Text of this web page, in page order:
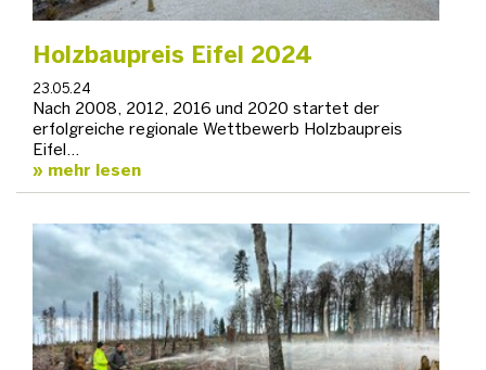
Holzbaupreis Eifel 2024
23.05.24
Nach 2008, 2012, 2016 und 2020 startet der
erfolgreiche regionale Wettbewerb Holzbaupreis
Eifel…
mehr lesen